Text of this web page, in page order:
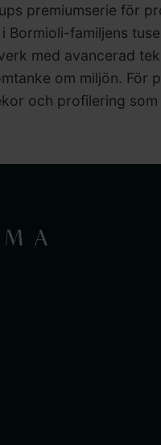
premiumserie för
familjens
med avancerad
om miljön. För
och profilering